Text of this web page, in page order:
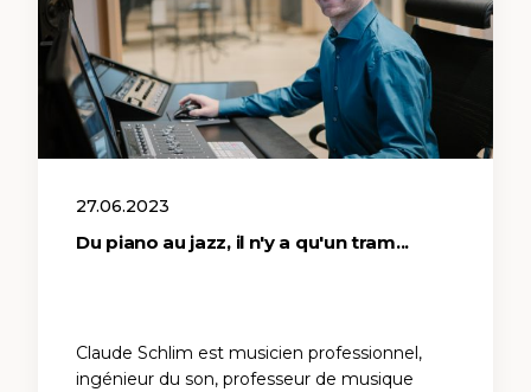
27.06.2023
Du piano au jazz, il n'y a qu'un tram...
Claude Schlim est musicien professionnel,
ingénieur du son, professeur de musique